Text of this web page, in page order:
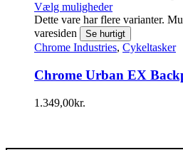
Vælg muligheder
Dette vare har flere varianter.
varesiden
Se hurtigt
Chrome Industries, Cykeltasker
Chrome Urban EX
1.349,00kr.